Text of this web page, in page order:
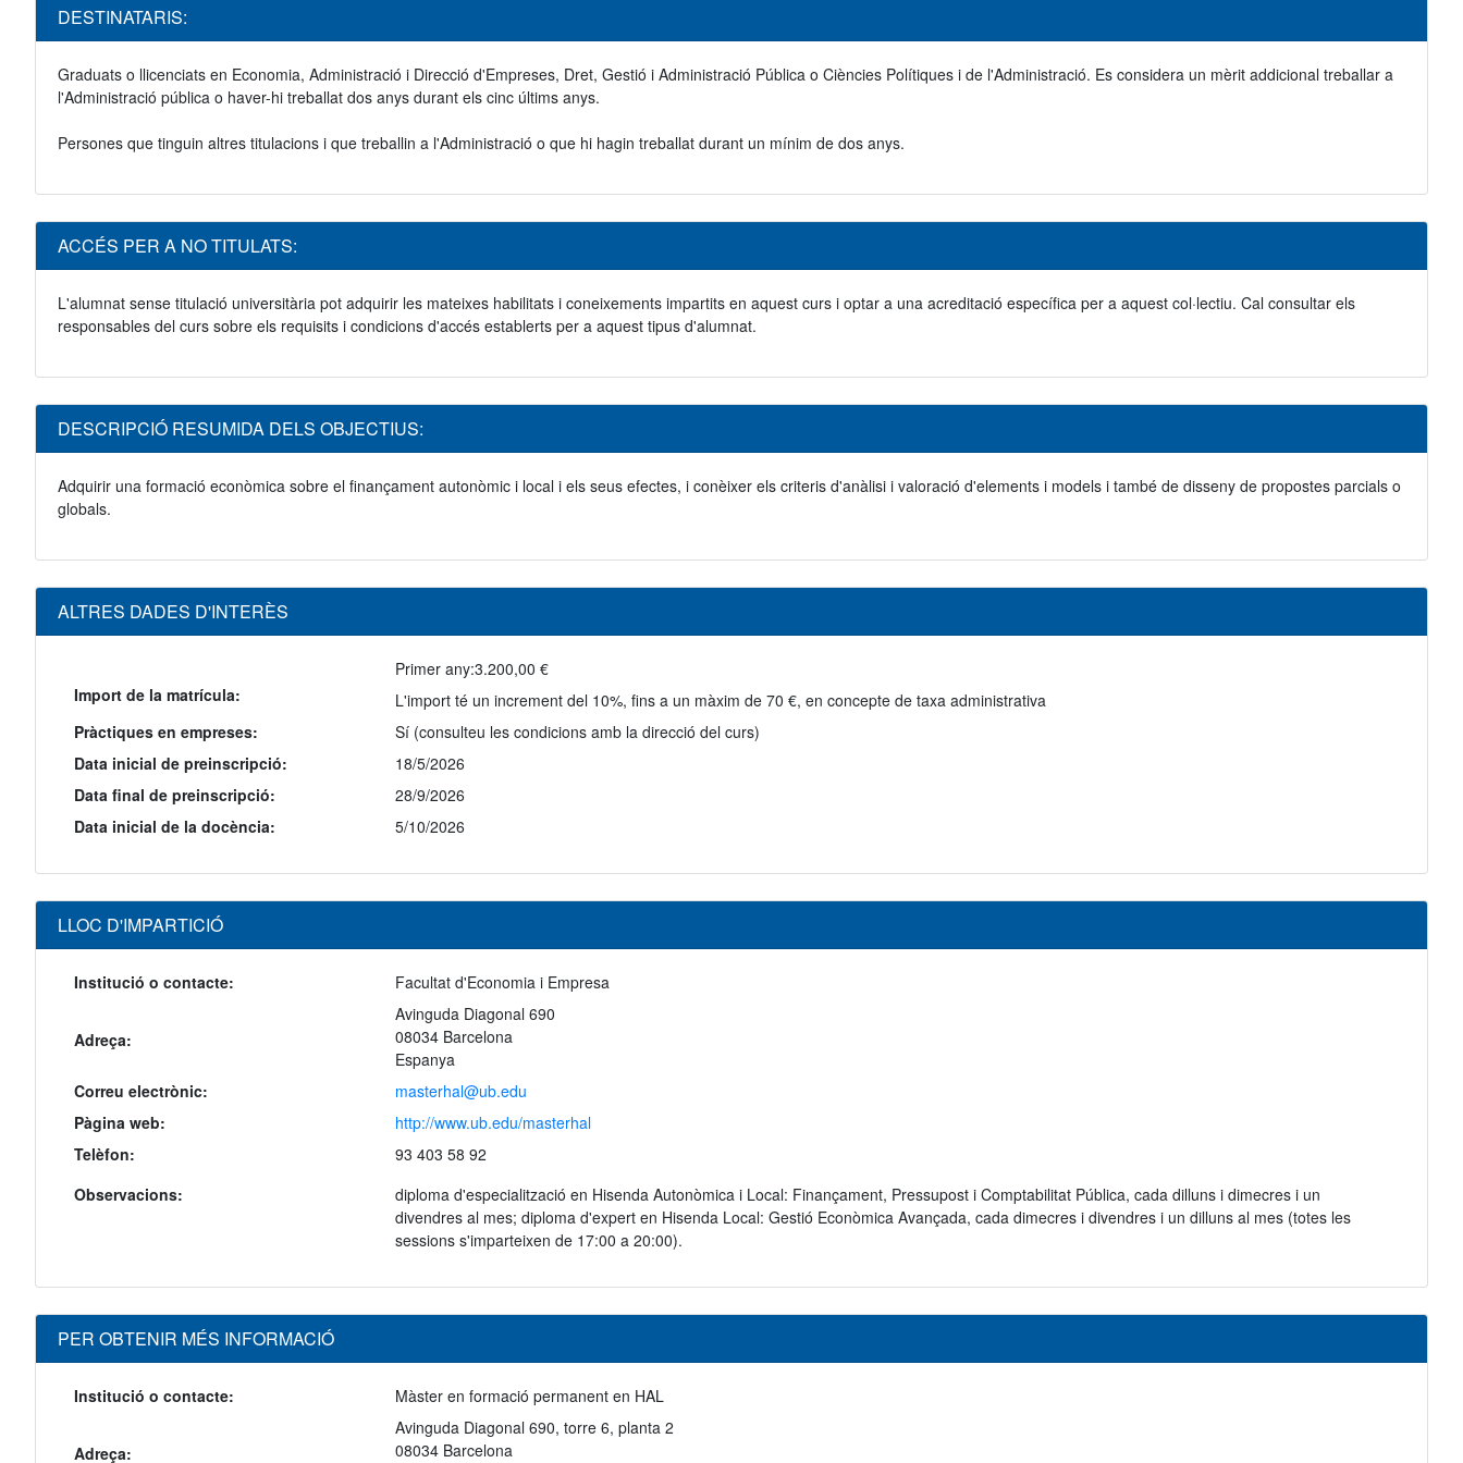
DESTINATARIS:
Graduats o llicenciats en Economia, Administració i Direcció d'Empreses, Dret, Gestió i Administració Pública o Ciències Polítiques i de l'Administració. Es considera un mèrit addicional treballar a
l'Administració pública o haver-hi treballat dos anys durant els cinc últims anys.
Persones que tinguin altres titulacions i que treballin a l'Administració o que hi hagin treballat durant un mínim de dos anys.
ACCÉS PER A NO TITULATS:
L'alumnat sense titulació universitària pot adquirir les mateixes habilitats i coneixements impartits en aquest curs i optar a una acreditació específica per a aquest col·lectiu. Cal consultar els
responsables del curs sobre els requisits i condicions d'accés establerts per a aquest tipus d'alumnat.
DESCRIPCIÓ RESUMIDA DELS OBJECTIUS:
Adquirir una formació econòmica sobre el finançament autonòmic i local i els seus efectes, i conèixer els criteris d'anàlisi i valoració d'elements i models i també de disseny de propostes parcials o
globals.
ALTRES DADES D'INTERÈS
Import de la matrícula:
Primer any:3.200,00 €
L'import té un increment del 10%, fins a un màxim de 70 €, en concepte de taxa administrativa
Pràctiques en empreses:
Sí (consulteu les condicions amb la direcció del curs)
Data inicial de preinscripció:
18/5/2026
Data final de preinscripció:
28/9/2026
Data inicial de la docència:
5/10/2026
LLOC D'IMPARTICIÓ
Institució o contacte: Facultat d'Economia i Empresa
Adreça:
Avinguda Diagonal 690
08034 Barcelona
Espanya
Correu electrònic:
masterhal@ub.edu
Pàgina web:
http://www.ub.edu/masterhal
Telèfon:
93 403 58 92
Observacions:
diploma d'especialització en Hisenda Autonòmica i Local: Finançament, Pressupost i Comptabilitat Pública, cada dilluns i dimecres i un
divendres al mes; diploma d'expert en Hisenda Local: Gestió Econòmica Avançada, cada dimecres i divendres i un dilluns al mes (totes les
sessions s'imparteixen de 17:00 a 20:00).
PER OBTENIR MÉS INFORMACIÓ
Institució o contacte: Màster en formació permanent en HAL
Adreça:
Avinguda Diagonal 690, torre 6, planta 2
08034 Barcelona